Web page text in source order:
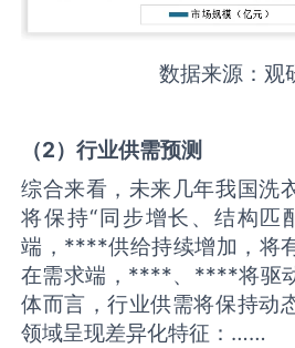
数据来源：观
（2）行业供需预测
综合来看，未来几年我国洗
将保持“同步增长、结构匹
端，****供给持续增加，将
在需求端，****、****将驱
体而言，行业供需将保持动
领域呈现差异化特征：……